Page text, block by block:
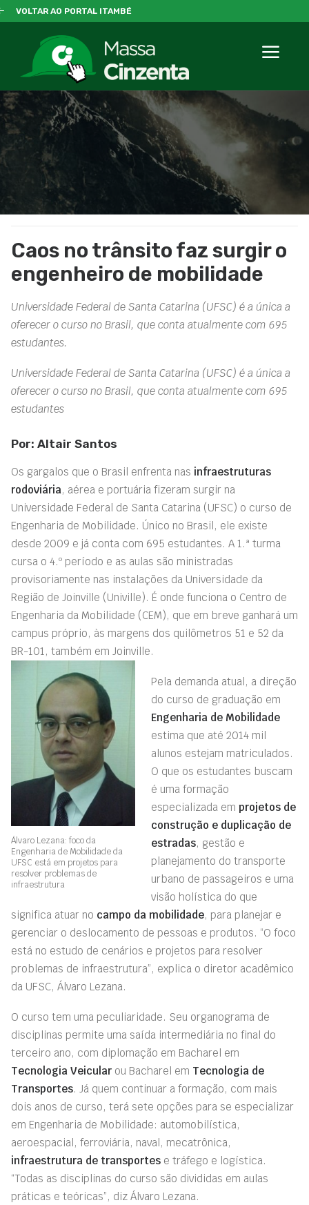
VOLTAR AO PORTAL ITAMBÉ
Caos no trânsito faz surgir o
engenheiro de mobilidade
Universidade Federal de Santa Catarina (UFSC) é a única a
oferecer o curso no Brasil, que conta atualmente com 695
estudantes.
Universidade Federal de Santa Catarina (UFSC) é a única a
oferecer o curso no Brasil, que conta atualmente com 695
estudantes
Por: Altair Santos
Os gargalos que o Brasil enfrenta nas infraestruturas
rodoviária, aérea e portuária fizeram surgir na
Universidade Federal de Santa Catarina (UFSC) o curso de
Engenharia de Mobilidade. Único no Brasil, ele existe
desde 2009 e já conta com 695 estudantes. A 1.ª turma
cursa o 4.º período e as aulas são ministradas
provisoriamente nas instalações da Universidade da
Região de Joinville (Univille). É onde funciona o Centro de
Engenharia da Mobilidade (CEM), que em breve ganhará um
campus próprio, às margens dos quilômetros 51 e 52 da
BR-101, também em Joinville.
Álvaro Lezana: foco da
Engenharia de Mobilidade da
UFSC está em projetos para
resolver problemas de
infraestrutura
Pela demanda atual, a direção
do curso de graduação em
Engenharia de Mobilidade
estima que até 2014 mil
alunos estejam matriculados.
O que os estudantes buscam
é uma formação
especializada em projetos de
construção e duplicação de
estradas, gestão e
planejamento do transporte
urbano de passageiros e uma
visão holística do que
significa atuar no campo da mobilidade, para planejar e
gerenciar o deslocamento de pessoas e produtos. “O foco
está no estudo de cenários e projetos para resolver
problemas de infraestrutura”, explica o diretor acadêmico
da UFSC, Álvaro Lezana.
O curso tem uma peculiaridade. Seu organograma de
disciplinas permite uma saída intermediária no final do
terceiro ano, com diplomação em Bacharel em
Tecnologia Veicular ou Bacharel em Tecnologia de
Transportes. Já quem continuar a formação, com mais
dois anos de curso, terá sete opções para se especializar
em Engenharia de Mobilidade: automobilística,
aeroespacial, ferroviária, naval, mecatrônica,
infraestrutura de transportes e tráfego e logística.
“Todas as disciplinas do curso são divididas em aulas
práticas e teóricas”, diz Álvaro Lezana.